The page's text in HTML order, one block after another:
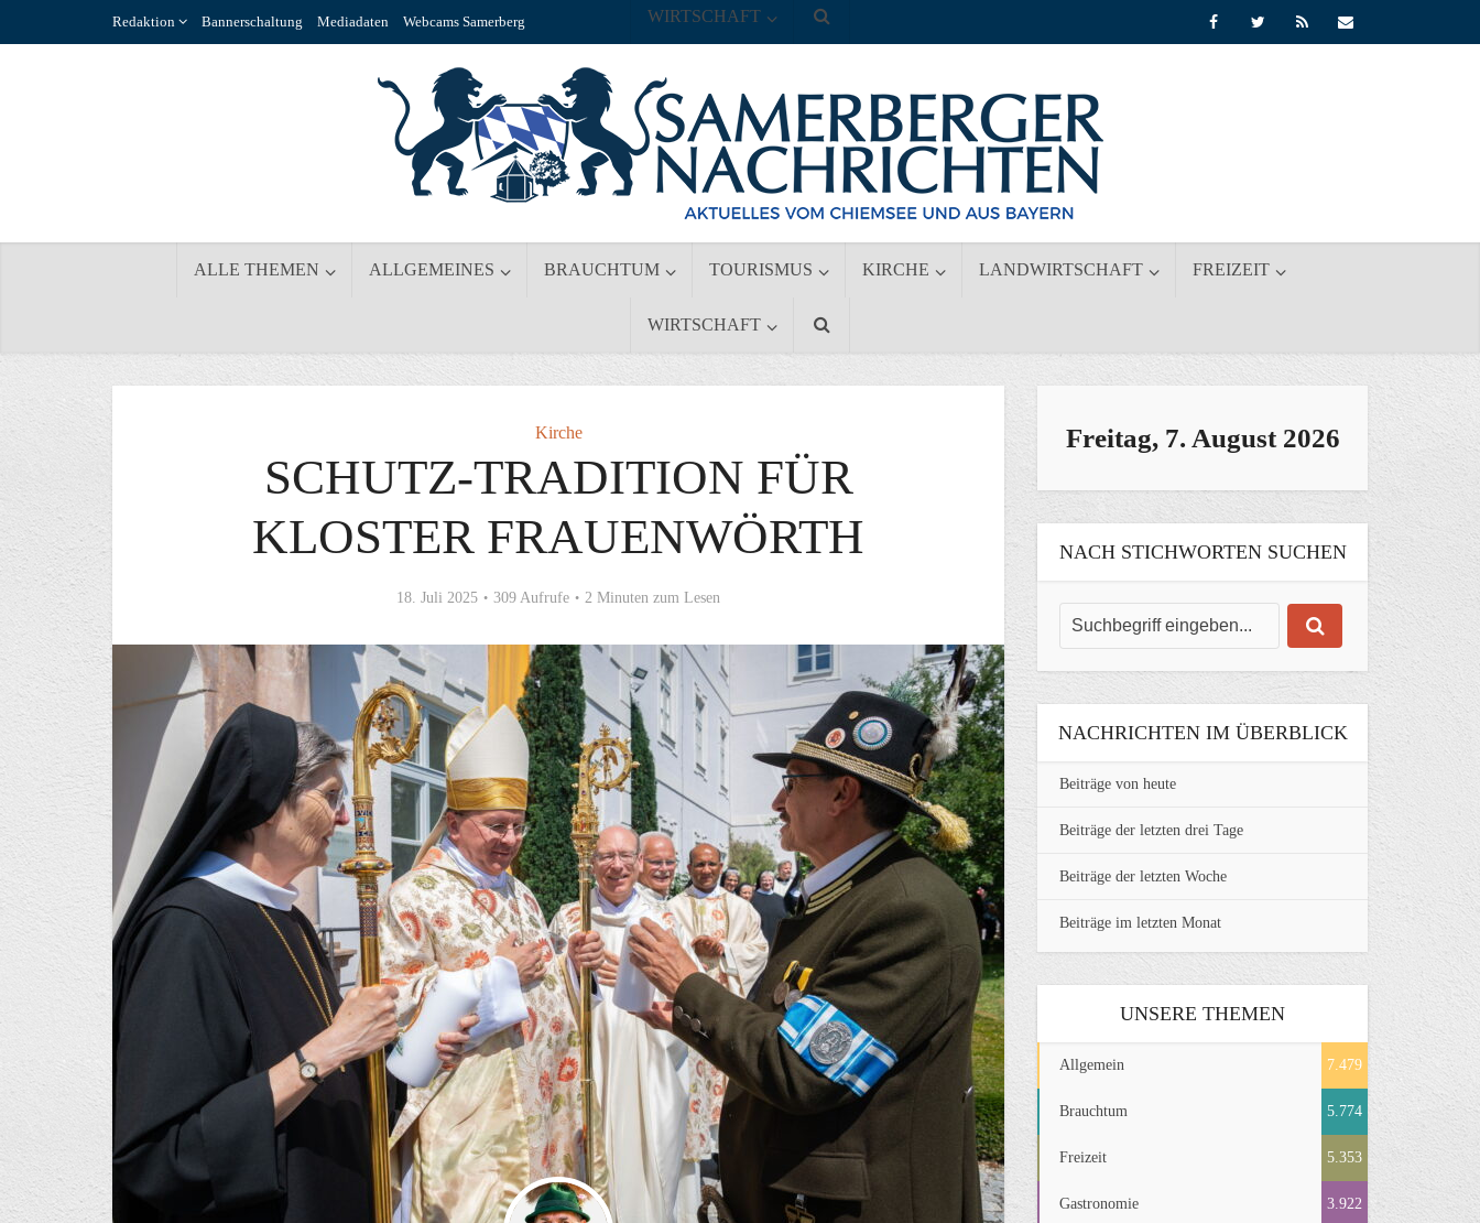
Redaktion Bannerschaltung Mediadaten Webcams Samerberg
ALLE THEMEN ALLGEMEINES BRAUCHTUM TOURISMUS KIRCHE LANDWIRTSCHAFT FREIZEIT
WIRTSCHAFT
WIRTSCHAFT
Kirche
SCHUTZ-TRADITION FÜR
KLOSTER FRAUENWÖRTH
18. Juli 2025 309 Aufrufe 2 Minuten zum Lesen
Freitag, 7. August 2026
NACH STICHWORTEN SUCHEN
NACHRICHTEN IM ÜBERBLICK
Beiträge von heute
Beiträge der letzten drei Tage
Beiträge der letzten Woche
Beiträge im letzten Monat
UNSERE THEMEN
Allgemein 7.479
Brauchtum 5.774
Freizeit 5.353
Gastronomie 3.922